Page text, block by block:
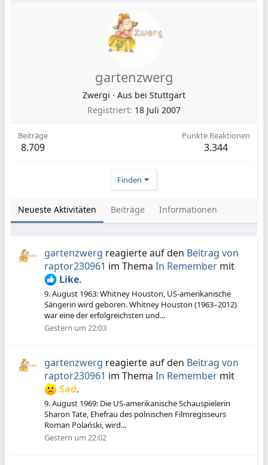
gartenzwerg
Zwergi · Aus bei Stuttgart
Registriert 18 Juli 2007
Beiträge
8.709
Punkte Reaktionen
3.344
Finden
Neueste Aktivitäten Beiträge Informationen
gartenzwerg reagierte auf den Beitrag von
raptor230961 im Thema In Remember mit
Like.
9. August 1963: Whitney Houston, US-amerikanische
Sängerin wird geboren. Whitney Houston (1963–2012)
war eine der erfolgreichsten und...
Gestern um 22:03
gartenzwerg reagierte auf den Beitrag von
raptor230961 im Thema In Remember mit
Sad.
9. August 1969: Die US-amerikanische Schauspielerin
Sharon Tate, Ehefrau des polnischen Filmregisseurs
Roman Polański, wird...
Gestern um 22:02